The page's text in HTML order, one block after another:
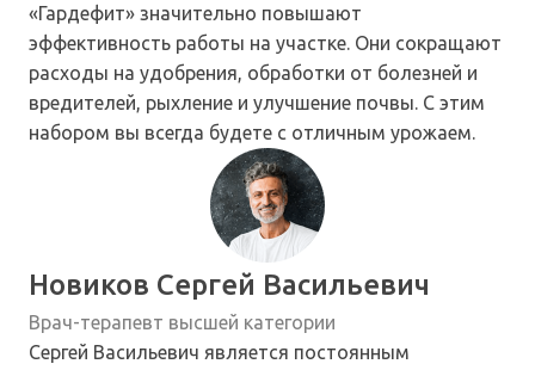
«Гардефит» значительно повышают
эффективность работы на участке. Они сокращают
расходы на удобрения, обработки от болезней и
вредителей, рыхление и улучшение почвы. С этим
набором вы всегда будете с отличным урожаем.
Новиков Сергей Васильевич
Врач-терапевт высшей категории
Сергей Васильевич является постоянным